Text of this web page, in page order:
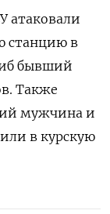
атаковали
станцию в
бывший
Также
мужчина и
в курскую